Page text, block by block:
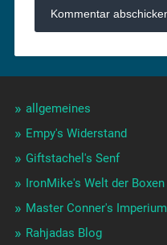
allgemeines
Empy's Widerstand
Giftstachel's Senf
IronMike's Welt der Boxen
Master Conner's Imperium
Rahjadas Blog